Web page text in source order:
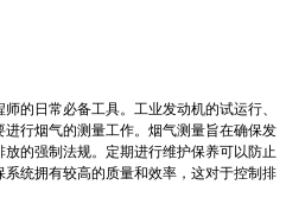
的日常必备工具。工业发动机的试运行、
行烟气的测量工作。烟气测量旨在确保发
的强制法规。定期进行维护保养可以防止
统拥有较高的质量和效率，这对于控制排